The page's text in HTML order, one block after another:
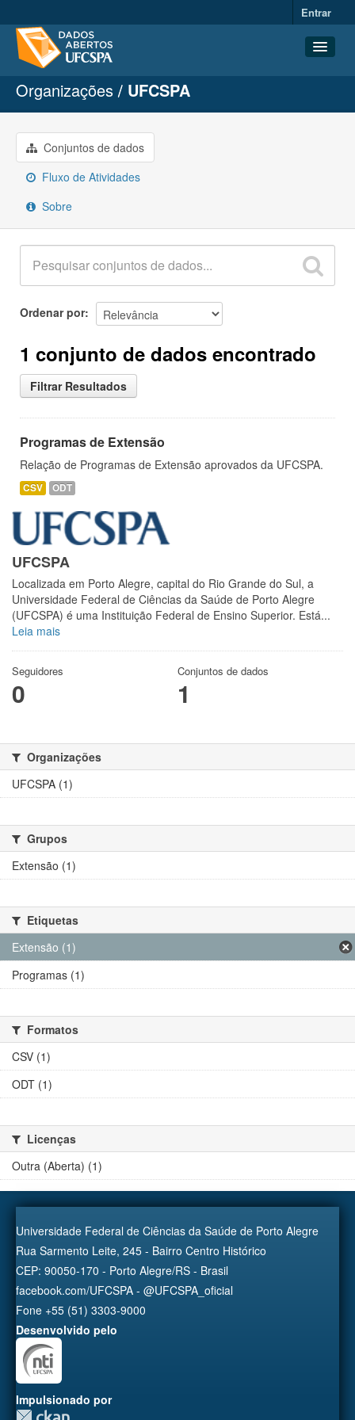
Entrar
Conjuntos de dados
Organizações
Grupos
Sobre
Organizações UFCSPA
Conjuntos de dados
Fluxo de Atividades
Sobre
Ordenar por
1 conjunto de dados encontrado
Filtrar Resultados
Programas de Extensão
Relação de Programas de Extensão aprovados da UFCSPA.
CSV ODT
UFCSPA
Localizada em Porto Alegre, capital do Rio Grande do Sul, a
Universidade Federal de Ciências da Saúde de Porto Alegre
(UFCSPA) é uma Instituição Federal de Ensino Superior. Está...
Leia mais
Seguidores
0
Conjuntos de dados
1
Organizações
UFCSPA (1)
Grupos
Extensão (1)
Etiquetas
Extensão (1)
Programas (1)
Formatos
CSV (1)
ODT (1)
Licenças
Outra (Aberta) (1)
Universidade Federal de Ciências da Saúde de Porto Alegre
Rua Sarmento Leite, 245 - Bairro Centro Histórico
CEP: 90050-170 - Porto Alegre/RS - Brasil
facebook.com/UFCSPA - @UFCSPA_oficial
Fone +55 (51) 3303-9000
Desenvolvido pelo
Impulsionado por